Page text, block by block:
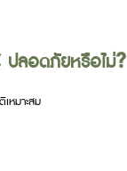
อดภัยหรือไม่?
หมาะสม